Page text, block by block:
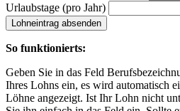
Urlaubstage (pro Jahr)
Lohneintrag absenden
So funktionierts:
Geben Sie in das Feld
Ihres Lohns ein, es wird automatisch
Löhne angezeigt. Ist Ihr Lohn nicht